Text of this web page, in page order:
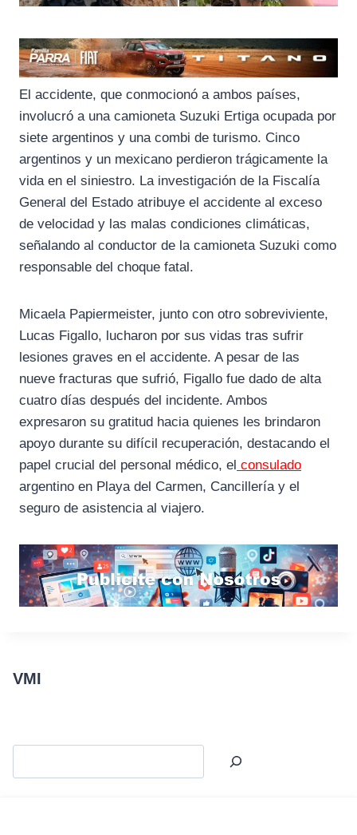
El accidente, que conmocionó a ambos países,
involucró a una camioneta Suzuki Ertiga ocupada por
siete argentinos y una combi de turismo. Cinco
argentinos y un mexicano perdieron trágicamente la
vida en el siniestro. La investigación de la Fiscalía
General del Estado atribuye el accidente al exceso
de velocidad y las malas condiciones climáticas,
señalando al conductor de la camioneta Suzuki como
responsable del choque fatal.
Micaela Papiermeister, junto con otro sobreviviente,
Lucas Figallo, lucharon por sus vidas tras sufrir
lesiones graves en el accidente. A pesar de las
nueve fracturas que sufrió, Figallo fue dado de alta
cuatro días después del incidente. Ambos
expresaron su gratitud hacia quienes les brindaron
apoyo durante su difícil recuperación, destacando el
papel crucial del personal médico, el consulado
argentino en Playa del Carmen, Cancillería y el
seguro de asistencia al viajero.
VMI